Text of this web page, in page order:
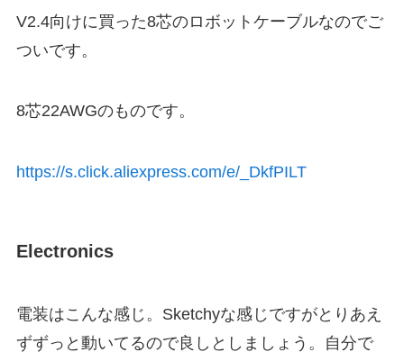
V2.4向けに買った8芯のロボットケーブルなのでご
ついです。
8芯22AWGのものです。
https://s.click.aliexpress.com/e/_DkfPILT
Electronics
電装はこんな感じ。Sketchyな感じですがとりあえ
ずずっと動いてるので良しとしましょう。自分で